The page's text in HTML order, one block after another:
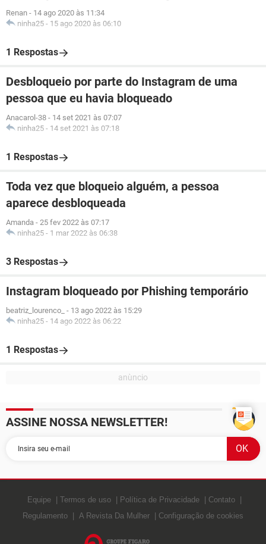
Renan - 14 ago 2020 às 11:34
ninha25 - 15 ago 2020 às 06:10
1 Respostas
Desbloqueio por parte do Instagram de uma
pessoa que eu havia bloqueado
Anacarol-38 - 14 set 2021 às 07:07
ninha25 - 14 set 2021 às 07:18
1 Respostas
Toda vez que bloqueio alguém, a pessoa
aparece desbloqueada
Amanda - 25 fev 2022 às 07:17
ninha25 - 1 mar 2022 às 06:38
3 Respostas
Instagram bloqueado por Phishing temporário
beatriz_lourenco_ - 13 ago 2022 às 15:29
ninha25 - 14 ago 2022 às 06:22
1 Respostas
ASSINE NOSSA NEWSLETTER!
Equipe Termos de uso Política de Privacidade
Contato
Regulamento
A Revista Da Mulher Configuração de cookies